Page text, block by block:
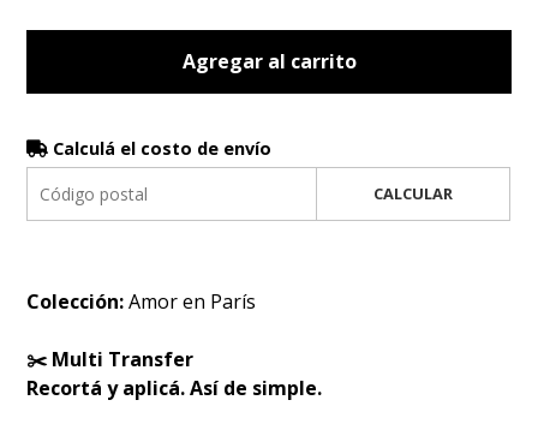
Agregar al carrito
Calculá el costo de envío
CALCULAR
Colección:Amor en París
✂️ Multi Transfer
Recortá y aplicá. Así de simple.